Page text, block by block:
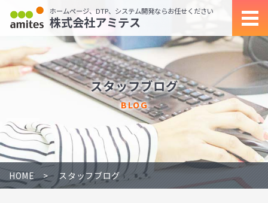
ホームページ、DTP、システム開発ならお任せください
株式会社アミテス
スタッフブログ
BLOG
HOME スタッフブログ